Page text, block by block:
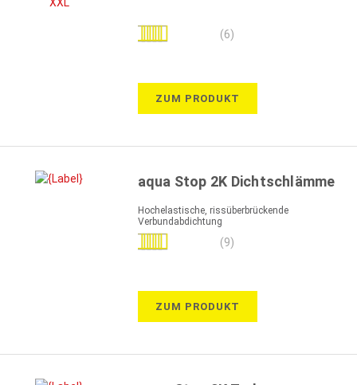
Bewertung: (6)
ZUM PRODUKT
aqua Stop 2K Dichtschlämme
Hochelastische, rissüberbrückende
Verbundabdichtung
Bewertung:
(9)
ZUM PRODUKT